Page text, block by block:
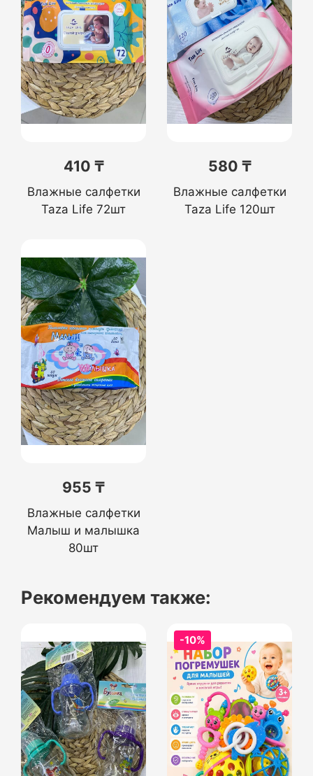
410 ₸
Влажные салфетки
Taza Life 72шт
580 ₸
Влажные салфетки
Taza Life 120шт
955 ₸
Влажные салфетки
Малыш и малышка
80шт
Рекомендуем также:
-10%